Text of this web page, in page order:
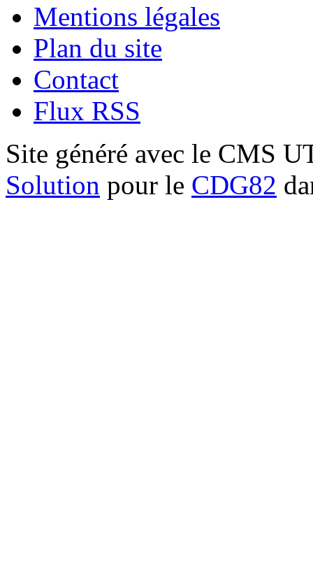
Mentions légales
Plan du site
Contact
Flux RSS
Site généré avec le CMS
Solution pour le CDG82